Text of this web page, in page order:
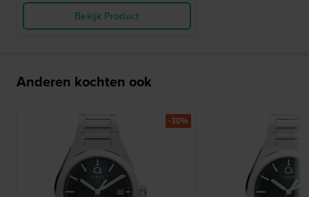
Bekijk Product
Anderen kochten ook
-30%